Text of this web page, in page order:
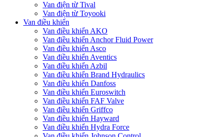
Van điện từ Tival
Van điện từ Toyooki
Van điều khiển
Van điều khiển AKO
Van điều khiển Anchor Fluid Power
Van điều khiển Asco
Van điều khiển Aventics
Van điều khiển Azbil
Van điều khiển Brand Hydraulics
Van điều khiển Danfoss
Van điều khiển Euroswitch
Van điều khiển FAF Valve
Van điều khiển Griffco
Van điều khiển Hayward
Van điều khiển Hydra Force